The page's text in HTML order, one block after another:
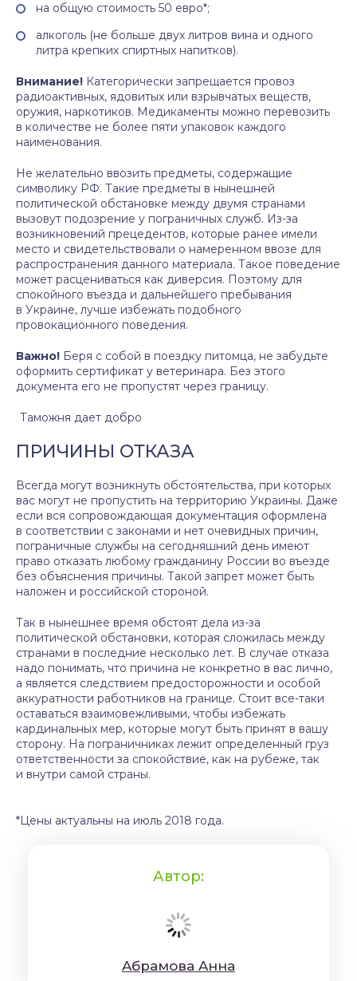
на общую стоимость 50 евро*;
алкоголь (не больше двух литров вина и одного
литра крепких спиртных напитков).
Внимание! Категорически запрещается провоз
радиоактивных, ядовитых или взрывчатых веществ,
оружия, наркотиков. Медикаменты можно перевозить
в количестве не более пяти упаковок каждого
наименования.
Не желательно ввозить предметы, содержащие
символику РФ. Такие предметы в нынешней
политической обстановке между двумя странами
вызовут подозрение у пограничных служб. Из-за
возникновений прецедентов, которые ранее имели
место и свидетельствовали о намеренном ввозе для
распространения данного материала. Такое поведение
может расцениваться как диверсия. Поэтому для
спокойного въезда и дальнейшего пребывания
в Украине, лучше избежать подобного
провокационного поведения.
Важно! Беря с собой в поездку питомца, не забудьте
оформить сертификат у ветеринара. Без этого
документа его не пропустят через границу.
Таможня дает добро
ПРИЧИНЫ ОТКАЗА
Всегда могут возникнуть обстоятельства, при которых
вас могут не пропустить на территорию Украины. Даже
если вся сопровождающая документация оформлена
в соответствии с законами и нет очевидных причин,
пограничные службы на сегодняшний день имеют
право отказать любому гражданину России во въезде
без объяснения причины. Такой запрет может быть
наложен и российской стороной.
Так в нынешнее время обстоят дела из-за
политической обстановки, которая сложилась между
странами в последние несколько лет. В случае отказа
надо понимать, что причина не конкретно в вас лично,
а является следствием предосторожности и особой
аккуратности работников на границе. Стоит все-таки
оставаться взаимовежливыми, чтобы избежать
кардинальных мер, которые могут быть принят в вашу
сторону. На пограничниках лежит определенный груз
ответственности за спокойствие, как на рубеже, так
и внутри самой страны.
*Цены актуальны на июль 2018 года.
Автор:
Aбрaмoвa Aннa